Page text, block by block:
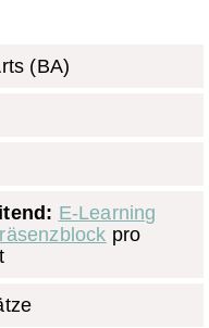
(BA)
E-Learning
pro